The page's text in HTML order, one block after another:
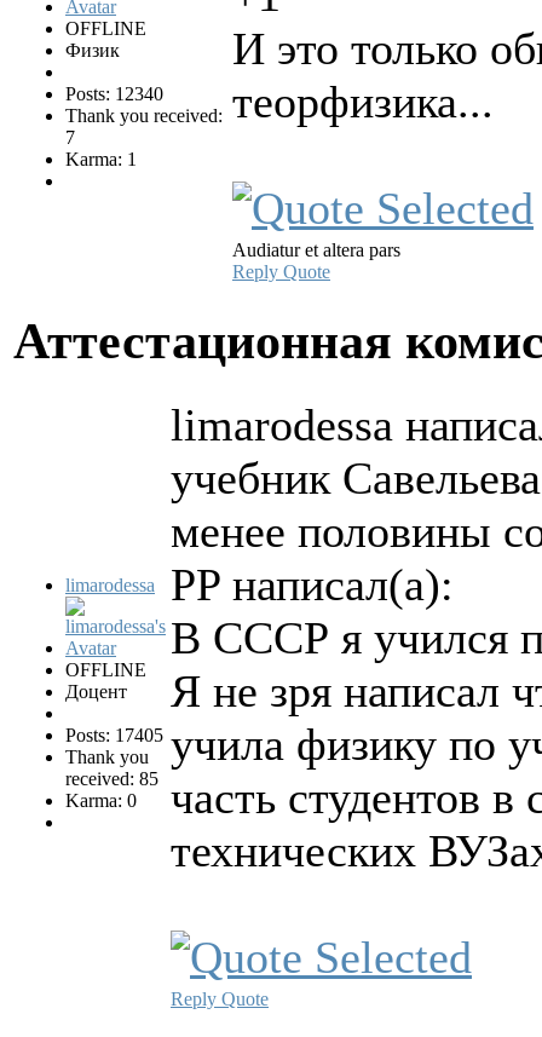
OFFLINE
Физик
Posts: 12340
Thank you received:
7
Karma: 1
И это только
теорфизика...
Audiatur et altera pars
Reply Quote
Аттестационная
limarodessa
OFFLINE
Доцент
Posts: 17405
Thank you
received: 85
Karma: 0
limarodessa
учебник
менее половины
PP написал(а):
В СССР я учился
Я не зря написал
учила физику по
часть студентов в
технических
Reply Quote